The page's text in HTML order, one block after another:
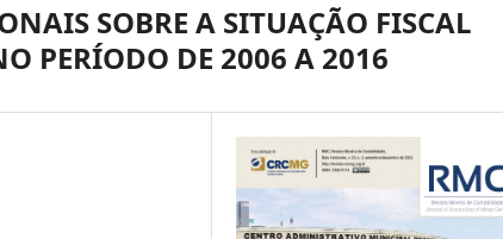
SOBRE A SITUAÇÃO FISCAL
PERÍODO DE 2006 A 2016